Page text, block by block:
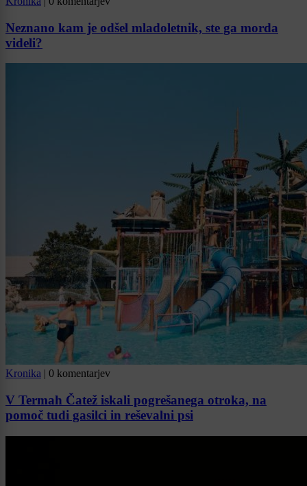
Neznano kam je odšel mladoletnik, ste ga morda
videli?
Kronika | 0 komentarjev
V Termah Čatež iskali pogrešanega otroka, na
pomoč tudi gasilci in reševalni psi